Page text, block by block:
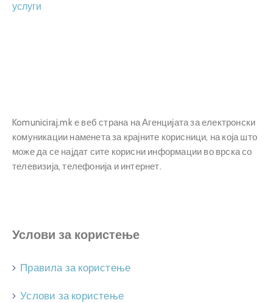
услуги
Komuniciraj.mk е веб страна на Агенцијата за електронски
комуникации наменета за крајните корисници, на која што
може да се најдат сите корисни информации во врска со
телевизија, телефонија и интернет.
Услови за користење
Правила за користење
Услови за користење